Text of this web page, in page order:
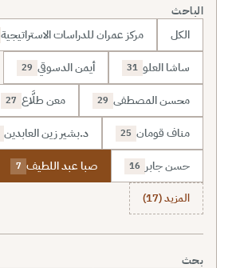
الباحث
الكل مركز عمران للدراسات الاستراتيجية
ساشا العلو 31 أيمن الدسوقي 29
محسن المصطفى 29 معن طلَّاع 27
مناف قومان 25 د.بشير زين العابدين
حسن جابر 16 صبا عبد اللطيف 7
المزيد (17)
بحث